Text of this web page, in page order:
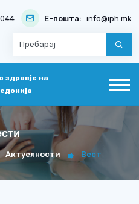
Е-пошта: info@iph.mk
здравје на
Актуелности Вест